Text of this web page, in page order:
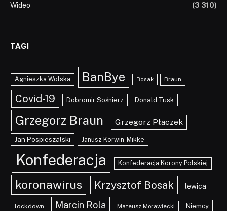
Wideo
(3 310)
TAGI
Agnieszka Wolska BanBye Bosak Braun
Covid-19 Dobromir Sośnierz Donald Tusk
Grzegorz Braun Grzegorz Płaczek
Jan Pospieszalski Janusz Korwin-Mikke
Konfederacja Konfederacja Korony Polskiej
koronawirus Krzysztof Bosak lewica
lockdown Marcin Rola Mateusz Morawiecki Niemcy